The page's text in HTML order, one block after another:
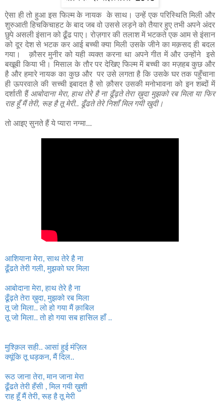
ऐसा ही तो हुआ इस फिल्म के नायक के साथ। उन्हें एक परिस्थिति मिली और
शुरुआती हिचकिचाहट के बाद जब वो उससे लड़ने को तैयार हुए तभी अपने अंदर
छुपे असली इंसान को ढूँढ पाए। रोज़गार की तलाश में भटकते एक आम से इंसान
को दूर देश से भटक कर आई बच्ची क्या मिली उसके जीने का मक़सद ही बदल
गया। क़ौसर मुनीर को यही व्यक्त करना था अपने गीत में और उन्होंने इसे
बखूबी किया भी। मिसाल के तौर पर देखिए फिल्म में बच्ची का मज़हब कुछ और
है और हमारे नायक का कुछ और पर उसे लगता है कि उसके घर तक पहुँचाना
ही ऊपरवाले की सच्ची इबादत है सो क़ौसर उसकी मनोभावना को इन शब्दों में
दर्शाती हैं आबोदाना मेरा, हाथ तेरे है ना ढूँढ़ते तेरा ख़ुदा मुझको रब मिला या फिर
राह हूँ मैं तेरी, रूह है तू मेरी.. ढूँढते तेरे निशाँ मिल गयी खुदी।
तो आइए सुनते हैं ये प्यारा नग्मा...
आशियाना मेरा, साथ तेरे है ना
ढूँढते तेरी गली, मुझको घर मिला
आबोदाना मेरा, हाथ तेरे है ना
ढूँढ़ते तेरा ख़ुदा, मुझको रब मिला
तू जो मिला.. लो हो गया मैं क़ाबिल
तू जो मिला.. तो हो गया सब हासिल हाँ ..
मुश्क़िल सही.. आसां हुई मंज़िल
क्यूंकि तू धड़कन, मैं दिल..
रूठ जाना तेरा, मान जाना मेरा
ढूँढते तेरी हँसी , मिल गयी ख़ुशी
राह हूँ मैं तेरी, रूह है तू मेरी